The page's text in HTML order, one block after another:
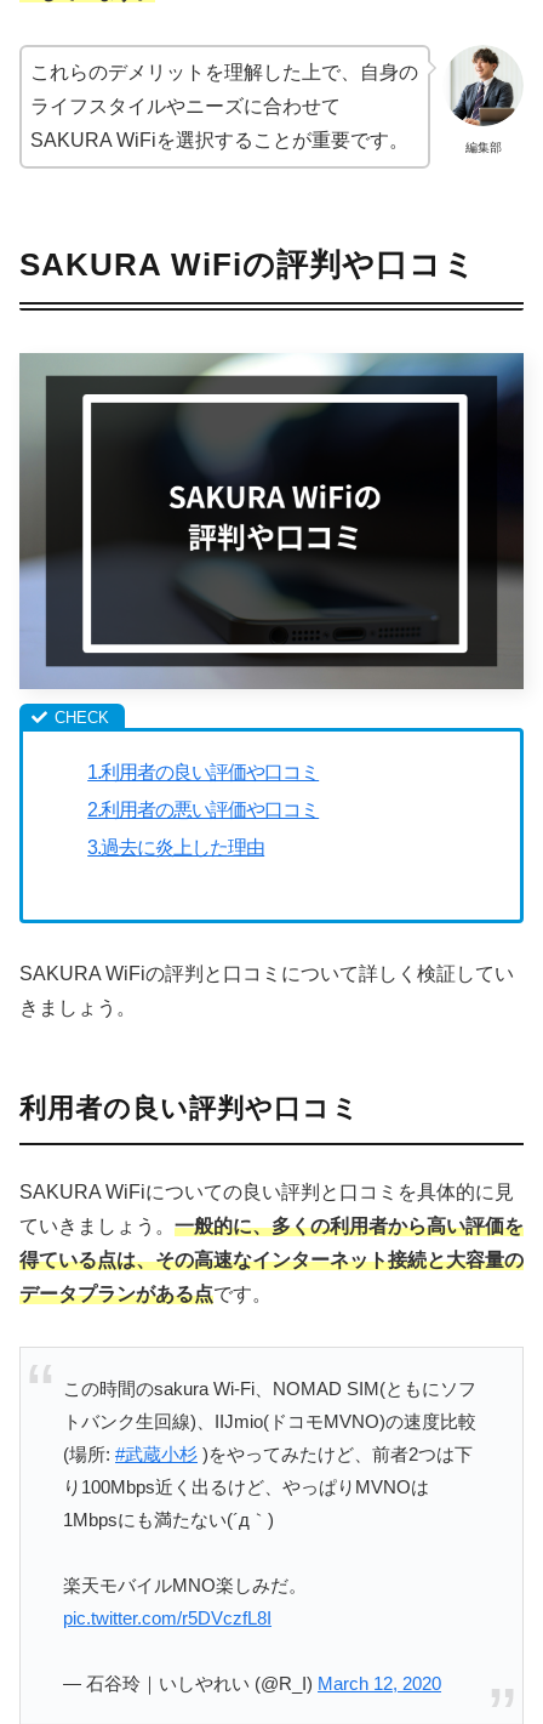
編集部
これらのデメリットを理解した上で、自身の
ライフスタイルやニーズに合わせて
SAKURA WiFiを選択することが重要です。
SAKURA WiFiの評判や口コミ
1.利用者の良い評価や口コミ
2.利用者の悪い評価や口コミ
3.過去に炎上した理由
SAKURA WiFiの評判と口コミについて詳しく検証してい
きましょう。
利用者の良い評判や口コミ
SAKURA WiFiについての良い評判と口コミを具体的に見
ていきましょう。 一般的に、多くの利用者から高い評価を
得ている点は、その高速なインターネット接続と大容量の
データプランがある点です。
この時間のsakura Wi-Fi、NOMAD SIM(ともにソフ
トバンク生回線)、IIJmio(ドコモMVNO)の速度比較
(場所:#武蔵小杉 )をやってみたけど、前者2つは下
り100Mbps近く出るけど、やっぱりMVNOは
1Mbpsにも満たない(´д｀)
楽天モバイルMNO楽しみだ。
pic.twitter.com/r5DVczfL8I
— 石谷玲｜いしやれい (@R_I) March 12, 2020